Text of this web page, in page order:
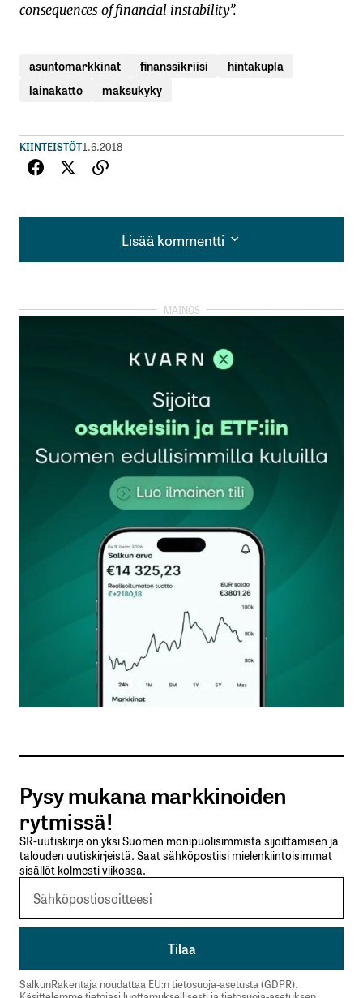
consequences of financial instability”.
asuntomarkkinat finanssikriisi
hintakupla
lainakatto
maksukyky
KIINTEISTÖT1.6.2018
Lisää kommentti
Lisää kommentti
kirjautua
rekisteröityä
Sähköpostiosoitettasi ei julkaista.Pakolliset
kentät on merkitty*
Kommentti*
Nimesi tai nimimerkkisi
Sähköpostiosoitteesi
Tilaa SalkunRakentajan uutiskirje
Lähetä kommentti
Pysy mukana markkinoiden
rytmissä!
SR-uutiskirje on yksi Suomen monipuolisimmista sijoittamisen ja
talouden uutiskirjeistä. Saat sähköpostiisi mielenkiintoisimmat
sisällöt kolmesti viikossa.
SalkunRakentaja noudattaa EU:n tietosuoja-asetusta (GDPR).